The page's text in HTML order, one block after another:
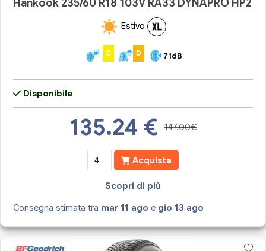
Hankook 235/60 R18 103V RA33 DYNAPRO HP2
Estivo
C D 71dB
Disponibile
135.24 € 147.00€
Acquista
Scopri di più
Consegna stimata tra mar 11 ago e gio 13 ago